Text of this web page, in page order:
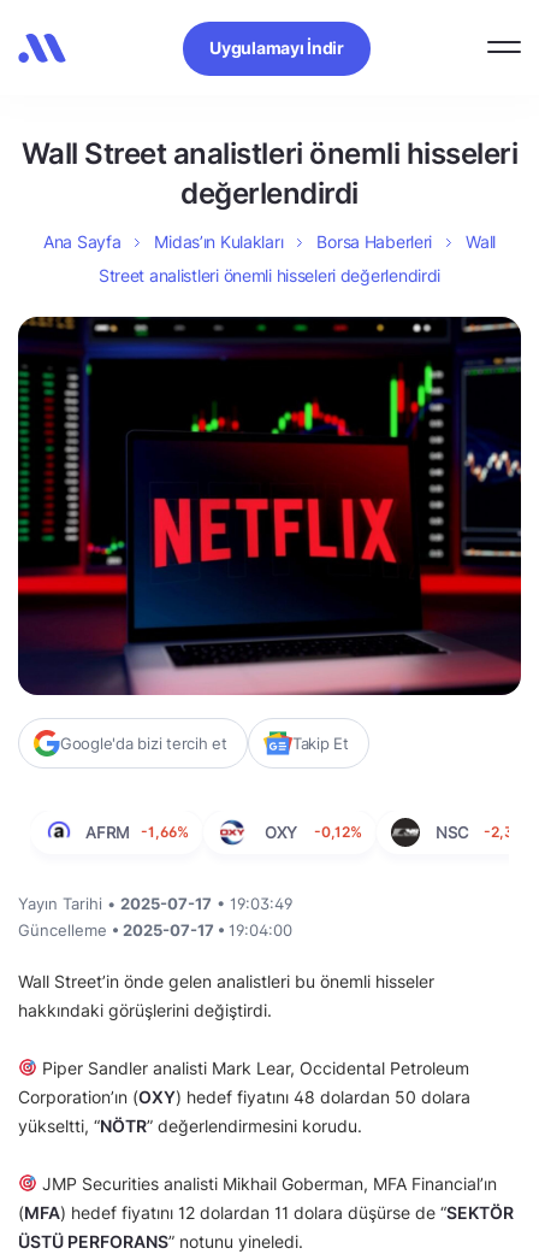
Uygulamayı İndir
Wall Street analistleri önemli hisseleri
değerlendirdi
Ana Sayfa Midas’ın Kulakları Borsa Haberleri
Wall
Street analistleri önemli hisseleri değerlendirdi
Google'da bizi tercih et Takip Et
AFRM -1,66% OXY -0,12% NSC -2,35%
Yayın Tarihi • 2025-07-17 • 19:03:49
Güncelleme • 2025-07-17 • 19:04:00
Wall Street’in önde gelen analistleri bu önemli hisseler
hakkındaki görüşlerini değiştirdi.
Piper Sandler analisti Mark Lear, Occidental Petroleum
Corporation’ın (OXY) hedef fiyatını 48 dolardan 50 dolara
yükseltti, “NÖTR” değerlendirmesini korudu.
JMP Securities analisti Mikhail Goberman, MFA Financial’ın
(MFA) hedef fiyatını 12 dolardan 11 dolara düşürse de “SEKTÖR
ÜSTÜ PERFORANS” notunu yineledi.